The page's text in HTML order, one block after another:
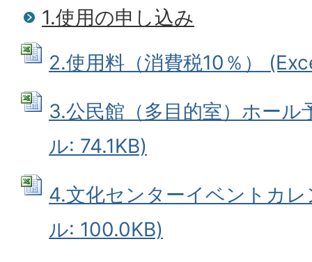
1.使用の申し込み
2.使用料（消費税10％）
3.公民館（多目的室）ホー
ル: 74.1KB)
4.文化センターイベントカ
ル: 100.0KB)